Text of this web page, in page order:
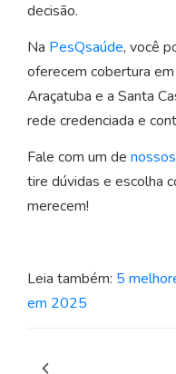
decisão.
Na PesQsaúde, você
oferecem cobertura
Araçatuba e a Santa
rede credenciada e
Fale com um de
tire dúvidas e escolha
merecem!
Leia também: 5
em 2025